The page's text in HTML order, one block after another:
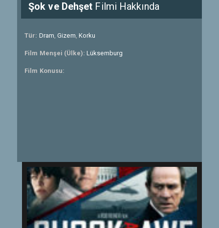
Şok ve Dehşet Filmi Hakkında
Tür: Dram,Gizem, Korku
Film Menşei (Ülke): Lüksemburg
Film Konusu: